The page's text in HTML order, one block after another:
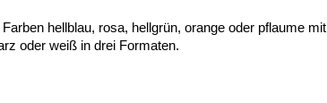
hellblau, rosa, hellgrün, orange oder pflaume mit
oder weiß in drei Formaten.